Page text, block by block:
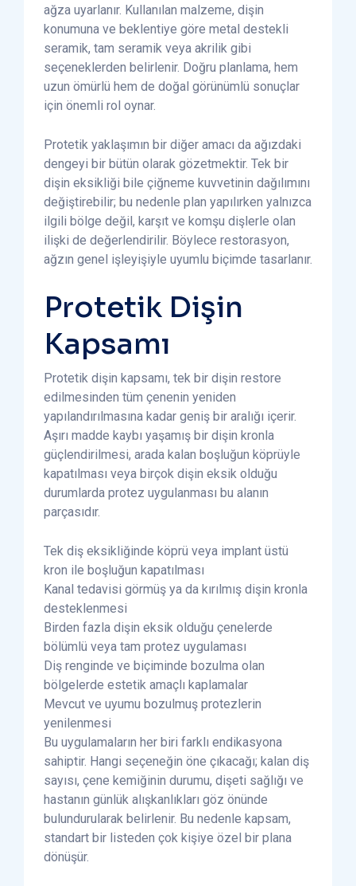
ağza uyarlanır. Kullanılan malzeme, dişin
konumuna ve beklentiye göre metal destekli
seramik, tam seramik veya akrilik gibi
seçeneklerden belirlenir. Doğru planlama, hem
uzun ömürlü hem de doğal görünümlü sonuçlar
için önemli rol oynar.
Protetik yaklaşımın bir diğer amacı da ağızdaki
dengeyi bir bütün olarak gözetmektir. Tek bir
dişin eksikliği bile çiğneme kuvvetinin dağılımını
değiştirebilir; bu nedenle plan yapılırken yalnızca
ilgili bölge değil, karşıt ve komşu dişlerle olan
ilişki de değerlendirilir. Böylece restorasyon,
ağzın genel işleyişiyle uyumlu biçimde tasarlanır.
Protetik Dişin
Kapsamı
Protetik dişin kapsamı, tek bir dişin restore
edilmesinden tüm çenenin yeniden
yapılandırılmasına kadar geniş bir aralığı içerir.
Aşırı madde kaybı yaşamış bir dişin kronla
güçlendirilmesi, arada kalan boşluğun köprüyle
kapatılması veya birçok dişin eksik olduğu
durumlarda protez uygulanması bu alanın
parçasıdır.
Tek diş eksikliğinde köprü veya implant üstü
kron ile boşluğun kapatılması
Kanal tedavisi görmüş ya da kırılmış dişin kronla
desteklenmesi
Birden fazla dişin eksik olduğu çenelerde
bölümlü veya tam protez uygulaması
Diş renginde ve biçiminde bozulma olan
bölgelerde estetik amaçlı kaplamalar
Mevcut ve uyumu bozulmuş protezlerin
yenilenmesi
Bu uygulamaların her biri farklı endikasyona
sahiptir. Hangi seçeneğin öne çıkacağı; kalan diş
sayısı, çene kemiğinin durumu, dişeti sağlığı ve
hastanın günlük alışkanlıkları göz önünde
bulundurularak belirlenir. Bu nedenle kapsam,
standart bir listeden çok kişiye özel bir plana
dönüşür.